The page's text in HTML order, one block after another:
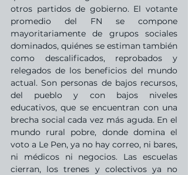
otros partidos de gobierno. El votante
promedio del FN se compone
mayoritariamente de grupos sociales
dominados, quiénes se estiman también
como descalificados, reprobados y
relegados de los beneficios del mundo
actual. Son personas de bajos recursos,
del pueblo y con bajos niveles
educativos, que se encuentran con una
brecha social cada vez más aguda. En el
mundo rural pobre, donde domina el
voto a Le Pen, ya no hay correo, ni bares,
ni médicos ni negocios. Las escuelas
cierran, los trenes y colectivos ya no